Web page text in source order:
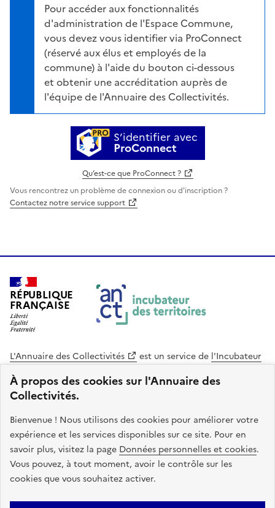
À propos des cookies sur l'Annuaire des
Collectivités.
Bienvenue ! Nous utilisons des cookies pour améliorer votre
expérience et les services disponibles sur ce site. Pour en
savoir plus, visitez la page Données personnelles et cookies.
Vous pouvez, à tout moment, avoir le contrôle sur les
cookies que vous souhaitez activer.
Pour accéder aux fonctionnalités
d'administration de l'Espace Commune,
vous devez vous identifier via ProConnect
(réservé aux élus et employés de la
commune) à l'aide du bouton ci-dessous
et obtenir une accréditation auprès de
l'équipe de l'Annuaire des Collectivités.
S’identifier avec
ProConnect
Qu’est-ce que ProConnect ?
Vous rencontrez un problème de connexion ou d'inscription ?
Contactez notre service support
RÉPUBLIQUE
FRANÇAISE
L'Annuaire des Collectivités est un service de l'Incubateur
Cohésion des Territoires
. Le code source de ce site web
est disponible en licence libre. Le design de ce site est conçu
avec le système de design de l’État.
legifrance.gouv.fr
info.gouv.fr
service-public.gouv.fr
data.gouv.fr
Plan du site Accessibilite : non conforme Mentions légales